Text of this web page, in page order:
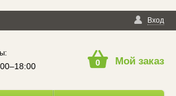
Вход
0 Мой заказ